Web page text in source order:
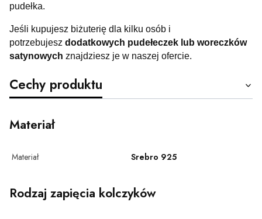
pudełka.
Jeśli kupujesz biżuterię dla kilku osób i
potrzebujesz dodatkowych pudełeczek lub woreczków
satynowych znajdziesz je w naszej ofercie.
Cechy produktu
Materiał
Materiał Srebro 925
Rodzaj zapięcia kolczyków